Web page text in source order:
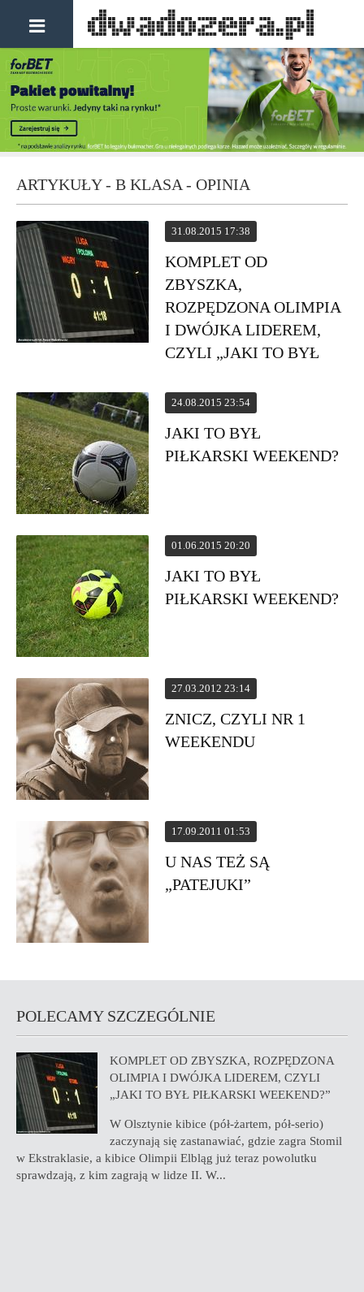
ARTYKUŁY - B KLASA - OPINIA
31.08.2015 17:38
KOMPLET OD
ZBYSZKA,
ROZPĘDZONA OLIMPIA
I DWÓJKA LIDEREM,
CZYLI „JAKI TO BYŁ
24.08.2015 23:54
JAKI TO BYŁ
PIŁKARSKI WEEKEND?
01.06.2015 20:20
JAKI TO BYŁ
PIŁKARSKI WEEKEND?
27.03.2012 23:14
ZNICZ, CZYLI NR 1
WEEKENDU
17.09.2011 01:53
U NAS TEŻ SĄ
„PATEJUKI”
POLECAMY SZCZEGÓLNIE
KOMPLET OD ZBYSZKA, ROZPĘDZONA
OLIMPIA I DWÓJKA LIDEREM, CZYLI
„JAKI TO BYŁ PIŁKARSKI WEEKEND?”
W Olsztynie kibice (pół-żartem, pół-serio)
zaczynają się zastanawiać, gdzie zagra Stomil
w Ekstraklasie, a kibice Olimpii Elbląg już teraz powolutku
sprawdzają, z kim zagrają w lidze II. W...